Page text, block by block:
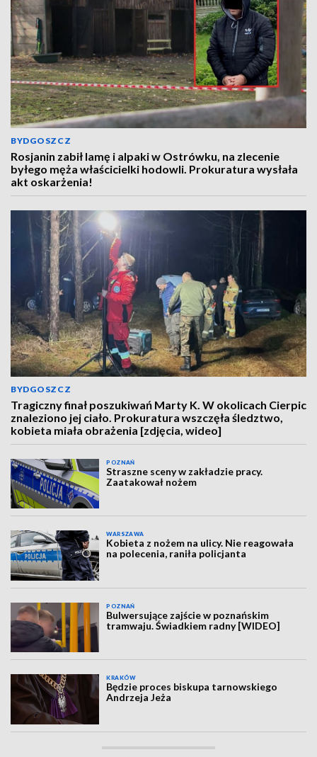
BYDGOSZCZ
Rosjanin zabił lamę i alpaki w Ostrówku, na zlecenie
byłego męża właścicielki hodowli. Prokuratura wysłała
akt oskarżenia!
BYDGOSZCZ
Tragiczny finał poszukiwań Marty K. W okolicach Cierpic
znaleziono jej ciało. Prokuratura wszczęła śledztwo,
kobieta miała obrażenia [zdjęcia, wideo]
POZNAŃ
Straszne sceny w zakładzie pracy.
Zaatakował nożem
WARSZAWA
Kobieta z nożem na ulicy. Nie reagowała
na polecenia, raniła policjanta
POZNAŃ
Bulwersujące zajście w poznańskim
tramwaju. Świadkiem radny [WIDEO]
KRAKÓW
Będzie proces biskupa tarnowskiego
Andrzeja Jeża